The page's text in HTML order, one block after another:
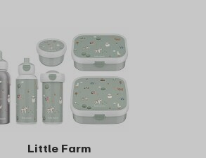
Little Farm